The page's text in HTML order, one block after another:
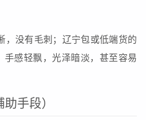
，没有毛刺；辽宁包或低端货的
感轻飘，光泽暗淡，甚至容易
手段）